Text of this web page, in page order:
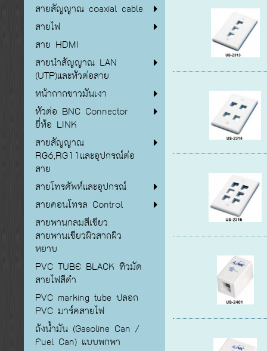
สายสัญญาณ coaxial cable
สายไฟ
สาย HDMI
สายนำสัญญาณ LAN
(UTP)และหัวต่อสาย
หน้ากากขาวมันเงา
หัวต่อ BNC Connector
ยี่ห้อ LINK
สายสัญญาณ
RG6,RG11และอุปกรณ์ต่อ
สาย
สายโทรศัพท์และอุปกรณ์
สายคอนโทรล Control
สายพานกลมสีเขียว
สายพานเขียวผิวสากผิว
หยาบ
PVC TUBE BLACK ทิวมัด
สายไฟสีดำ
PVC marking tube ปลอก
PVC มาร์คสายไฟ
ถังน้ำมัน (Gasoline Can /
Fuel Can) แบบพกพา